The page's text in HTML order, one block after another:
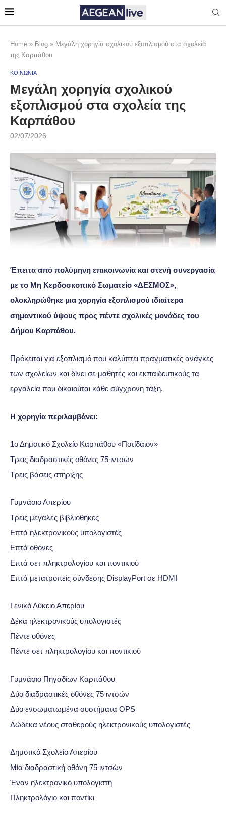
Home » Blog » Μεγάλη χορηγία σχολικού εξοπλισμού στα σχολεία
της Καρπάθου
ΚΟΙΝΩΝΙΑ
Μεγάλη χορηγία σχολικού
εξοπλισμού στα σχολεία της
Καρπάθου
02/07/2026
Έπειτα από πολύμηνη επικοινωνία και στενή συνεργασία
με το Μη Κερδοσκοπικό Σωματείο «ΔΕΣΜΟΣ»,
ολοκληρώθηκε μια χορηγία εξοπλισμού ιδιαίτερα
σημαντικού ύψους προς πέντε σχολικές μονάδες του
Δήμου Καρπάθου.
Πρόκειται για εξοπλισμό που καλύπτει πραγματικές ανάγκες
των σχολείων και δίνει σε μαθητές και εκπαιδευτικούς τα
εργαλεία που δικαιούται κάθε σύγχρονη τάξη.
Η χορηγία περιλαμβάνει:
1ο Δημοτικό Σχολείο Καρπάθου «Ποτίδαιον»
Τρεις διαδραστικές οθόνες 75 ιντσών
Τρεις βάσεις στήριξης
Γυμνάσιο Απερίου
Τρεις μεγάλες βιβλιοθήκες
Επτά ηλεκτρονικούς υπολογιστές
Επτά οθόνες
Επτά σετ πληκτρολογίου και ποντικιού
Επτά μετατροπείς σύνδεσης DisplayPort σε HDMI
Γενικό Λύκειο Απερίου
Δέκα ηλεκτρονικούς υπολογιστές
Πέντε οθόνες
Πέντε σετ πληκτρολογίου και ποντικιού
Γυμνάσιο Πηγαδίων Καρπάθου
Δύο διαδραστικές οθόνες 75 ιντσών
Δύο ενσωματωμένα συστήματα OPS
Δώδεκα νέους σταθερούς ηλεκτρονικούς υπολογιστές
Δημοτικό Σχολείο Απερίου
Μία διαδραστική οθόνη 75 ιντσών
Έναν ηλεκτρονικό υπολογιστή
Πληκτρολόγιο και ποντίκι